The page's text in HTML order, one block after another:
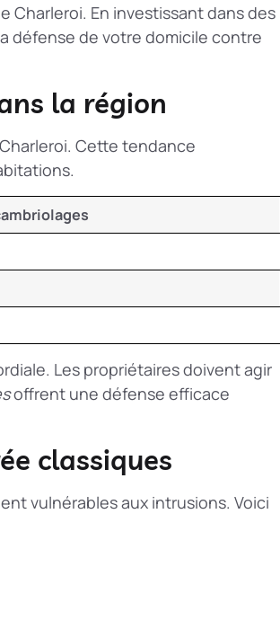
Charleroi. En investissant dans des
défense de votre domicile contre
la région
Cette tendance
Les propriétaires doivent agir
offrent une défense efficace
classiques
vulnérables aux intrusions. Voici